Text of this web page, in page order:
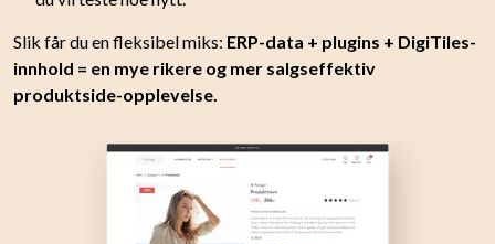
Slik får du en fleksibel miks: ERP-data + plugins + DigiTiles-
innhold = en mye rikere og mer salgseffektiv
produktside-opplevelse.